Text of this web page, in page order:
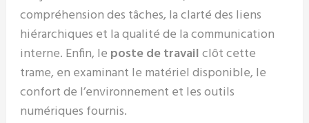
compréhension des tâches, la clarté des liens
hiérarchiques et la qualité de la communication
interne. Enfin, le poste de travailclôt cette
trame, en examinant le matériel disponible, le
confort de l’environnement et les outils
numériques fournis.